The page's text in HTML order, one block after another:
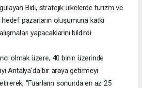
Bıdı, stratejik ülkelerde turizm ve
pazarların oluşumuna katkı
yapacaklarını bildirdi.
olmak üzere, 40 binin üzerinde
Antalya'da bir araya getirmeyi
"Fuarların sonunda en az 25